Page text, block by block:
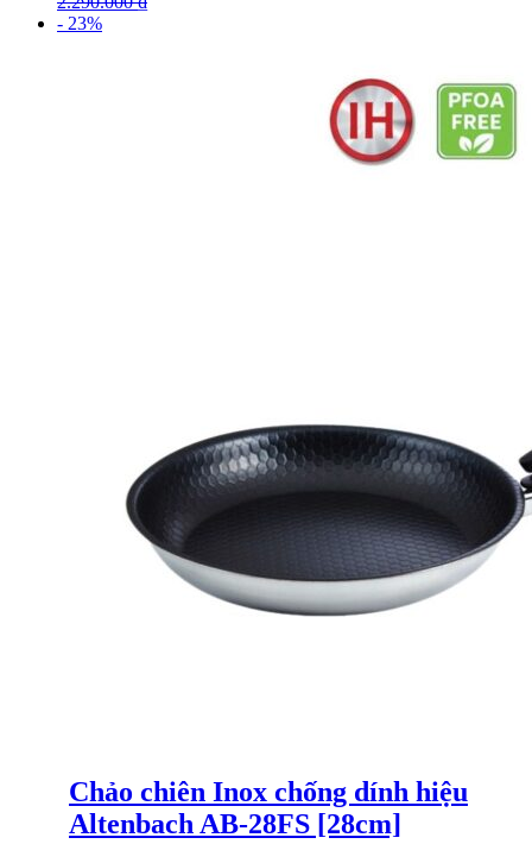
- 23%
Chảo chiên Inox chống dính hiệu
Altenbach AB-28FS [28cm]